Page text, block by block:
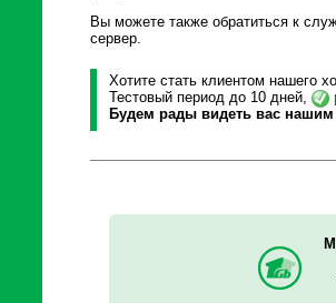
Вы можете также обратиться к
сервер.
Хотите стать клиентом нашего
Тестовый период до 10 дней,
Будем рады видеть вас нашим